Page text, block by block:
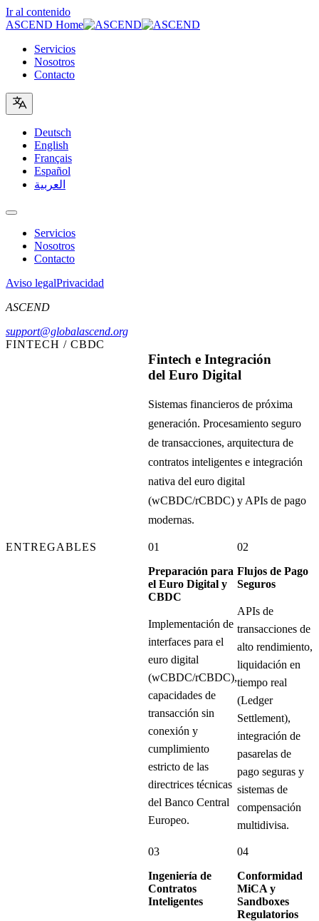
Ir al contenido
ASCEND Home
Servicios
Nosotros
Contacto
Deutsch
English
Français
Español
العربية
Servicios
Nosotros
Contacto
Aviso legalPrivacidad
ASCEND
support@globalascend.org
FINTECH / CBDC
Fintech e Integración
del Euro Digital
Sistemas financieros de próxima
generación. Procesamiento seguro
de transacciones, arquitectura de
contratos inteligentes e integración
nativa del euro digital
(wCBDC/rCBDC) y APIs de pago
modernas.
ENTREGABLES
01
Preparación para
el Euro Digital y
CBDC
Implementación de
interfaces para el
euro digital
(wCBDC/rCBDC),
capacidades de
transacción sin
conexión y
cumplimiento
estricto de las
directrices técnicas
del Banco Central
Europeo.
02
Flujos de Pago
Seguros
APIs de
transacciones de
alto rendimiento,
liquidación en
tiempo real
(Ledger
Settlement),
integración de
pasarelas de
pago seguras y
sistemas de
compensación
multidivisa.
03
Ingeniería de
Contratos
Inteligentes
04
Conformidad
MiCA y
Sandboxes
Regulatorios